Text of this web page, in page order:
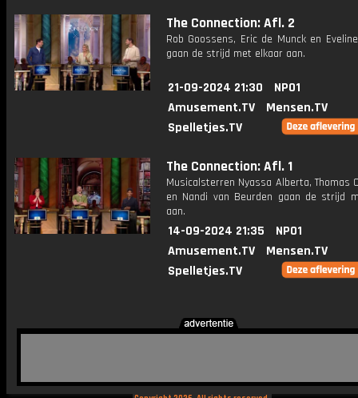
The Connection: Afl. 2
Rob Goossens, Eric de Munck en
gaan de strijd met elkaar aan.
21-09-2024 21:30
NPO1
Amusement.TV
Mensen.TV
Spelletjes.TV
The Connection: Afl. 1
Musicalsterren Nyassa Alberta, Thomas
en Nandi van Beurden gaan de strijd
aan.
14-09-2024 21:35
NPO1
Amusement.TV
Mensen.TV
Spelletjes.TV